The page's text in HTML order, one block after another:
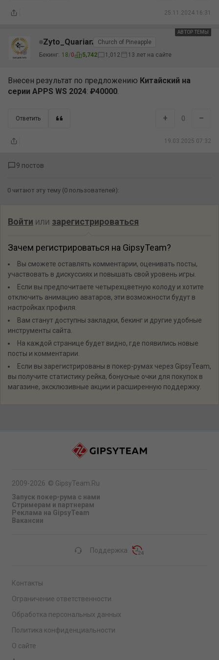
25.11.2024 16:31
АВТОР
Zyto_Quarian
АВТОР ТЕМЫ
Church of Pineapple
Бекинг: 18/0 5,742 1,012 13 лет на сайте
Внесен результат по предложению Китайский на
серии APPS WS 2024: ₽40000.
Ответить
19.03.2025 07:32
+ 0 –
9 постов
0 читают эту тему (0 пользователей):
Войти или зарегистрироваться
Зачем регистрироваться на GipsyTeam?
Вы сможете оставлять комментарии, оценивать посты,
участвовать в дискуссиях и повышать свой уровень игры.
Если вы предпочитаете четырехцветную колоду и хотите
отключить анимацию аватаров, эти возможности будут в
настройках профиля.
Вам станут доступны закладки, бекинг и другие удобные
инструменты сайта.
На каждой странице будет видно, где появились новые
посты и комментарии.
Если вы зарегистрированы в покер-румах через GipsyTeam,
вы получите статистику рейка, бонусные очки для покупок в
магазине, эксклюзивные акции и расширенную поддержку.
Поддержка
2009-2026 © GipsyTeam.Ru
Запуск покер-рума с нами
Стримерам и партнерам
Реклама на GipsyTeam
Вакансии
Контакты
Ограничение ответственности
Обработка персональных данных
Политика конфиденциальности
О сайте